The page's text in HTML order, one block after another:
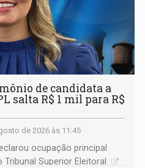
de candidata a
salta R$ 1 mil para R$
de 2026 às 11:45
ocupação principal
Tribunal Superior Eleitoral